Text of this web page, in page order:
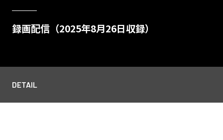
録画配信（2025年8月26日収録）
DETAIL